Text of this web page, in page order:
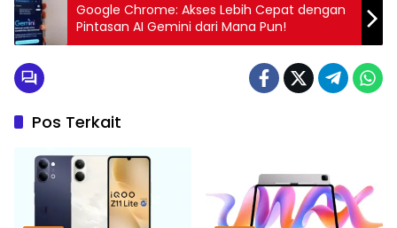
Google Chrome: Akses Lebih Cepat dengan
Pintasan AI Gemini dari Mana Pun!
Pos Terkait